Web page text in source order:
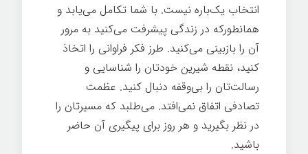
انتخاب یک‌باره نیست. با شما تکامل می‌یابد و
همانطورکه در زندگی پیشرفت می‌کنید به مرور
آن را بازبینی می‌کنید. طرز فکر فراوانی را اتخاذ
کنید، نقطه شیرین خودتان را شناسایی و
رسالت‌تان را بی‌وقفه دنبال کنید. عظمت
تصادفی اتفاق نمی‌افتد. می‌طلبد که مسیرتان را
در نظر بگیرید و هر روز برای پیگیری آن حاضر
باشید.